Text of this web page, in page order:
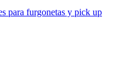
para furgonetas y pick up